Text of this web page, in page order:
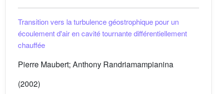
Transition vers la turbulence géostrophique pour un
écoulement d'air en cavité tournante différentiellement
chauffée
Pierre Maubert; Anthony Randriamampianina
(2002)